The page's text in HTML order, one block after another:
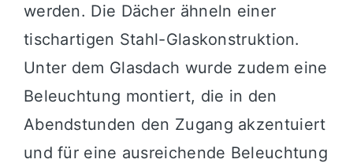
werden. Die Dächer ähneln einer
tischartigen Stahl-Glaskonstruktion.
Unter dem Glasdach wurde zudem eine
Beleuchtung montiert, die in den
Abendstunden den Zugang akzentuiert
und für eine ausreichende Beleuchtung